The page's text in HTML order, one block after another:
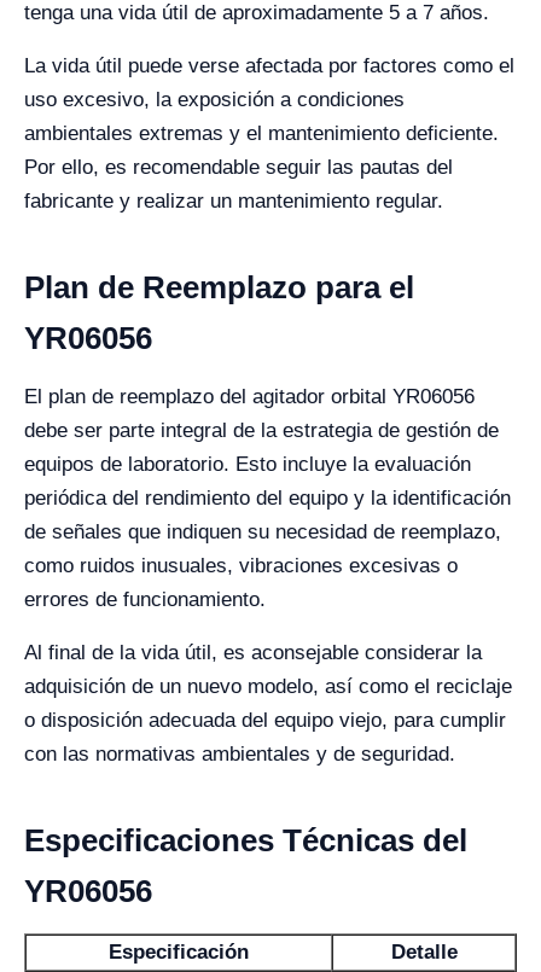
tenga una vida útil de aproximadamente 5 a 7 años.
La vida útil puede verse afectada por factores como el
uso excesivo, la exposición a condiciones
ambientales extremas y el mantenimiento deficiente.
Por ello, es recomendable seguir las pautas del
fabricante y realizar un mantenimiento regular.
Plan de Reemplazo para el
YR06056
El plan de reemplazo del agitador orbital YR06056
debe ser parte integral de la estrategia de gestión de
equipos de laboratorio. Esto incluye la evaluación
periódica del rendimiento del equipo y la identificación
de señales que indiquen su necesidad de reemplazo,
como ruidos inusuales, vibraciones excesivas o
errores de funcionamiento.
Al final de la vida útil, es aconsejable considerar la
adquisición de un nuevo modelo, así como el reciclaje
o disposición adecuada del equipo viejo, para cumplir
con las normativas ambientales y de seguridad.
Especificaciones Técnicas del
YR06056
Especificación Detalle